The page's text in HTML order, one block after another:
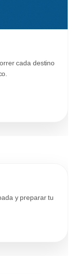
cada destino
y preparar tu